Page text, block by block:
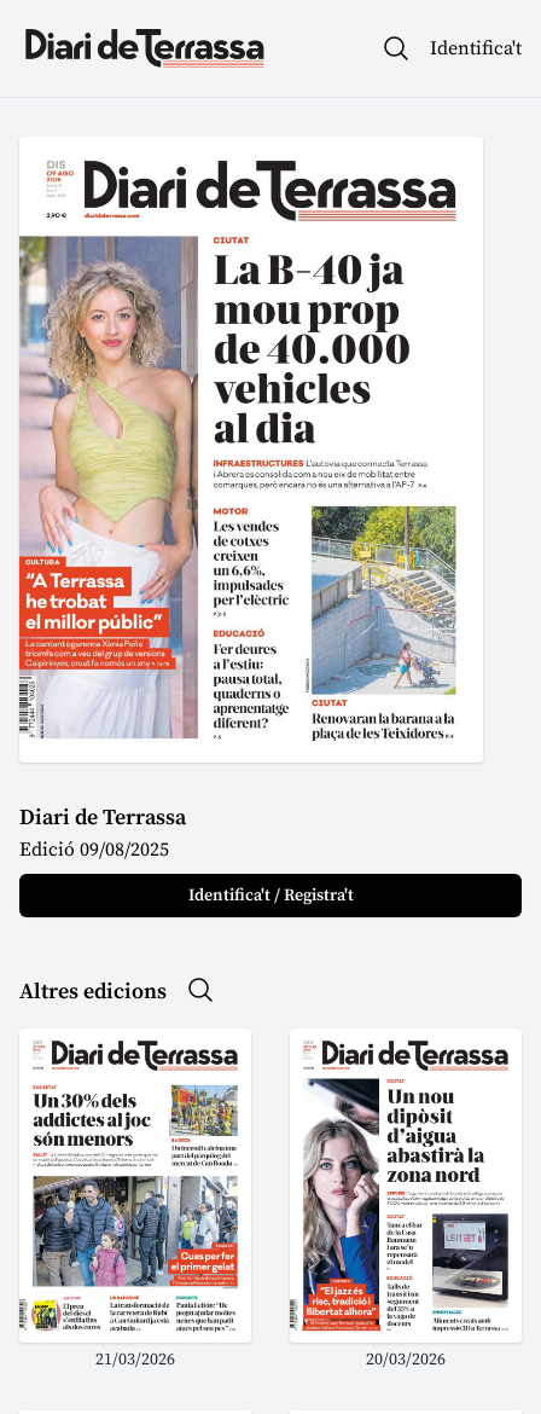
Identifica't
Diari de Terrassa
Edició 09/08/2025
Identifica't / Registra't
Altres edicions
21/03/2026 20/03/2026